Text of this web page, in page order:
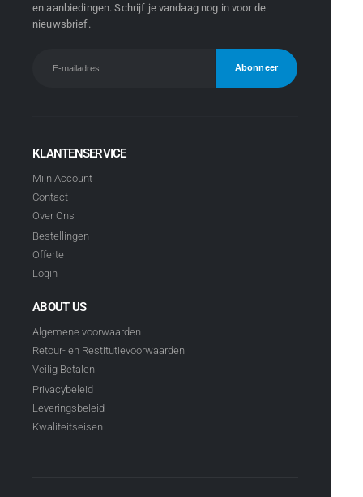
en aanbiedingen. Schrijf je vandaag nog in voor de
nieuwsbrief.
KLANTENSERVICE
Mijn Account
Contact
Over Ons
Bestellingen
Offerte
Login
ABOUT US
Algemene voorwaarden
Retour- en Restitutievoorwaarden
Veilig Betalen
Privacybeleid
Leveringsbeleid
Kwaliteitseisen